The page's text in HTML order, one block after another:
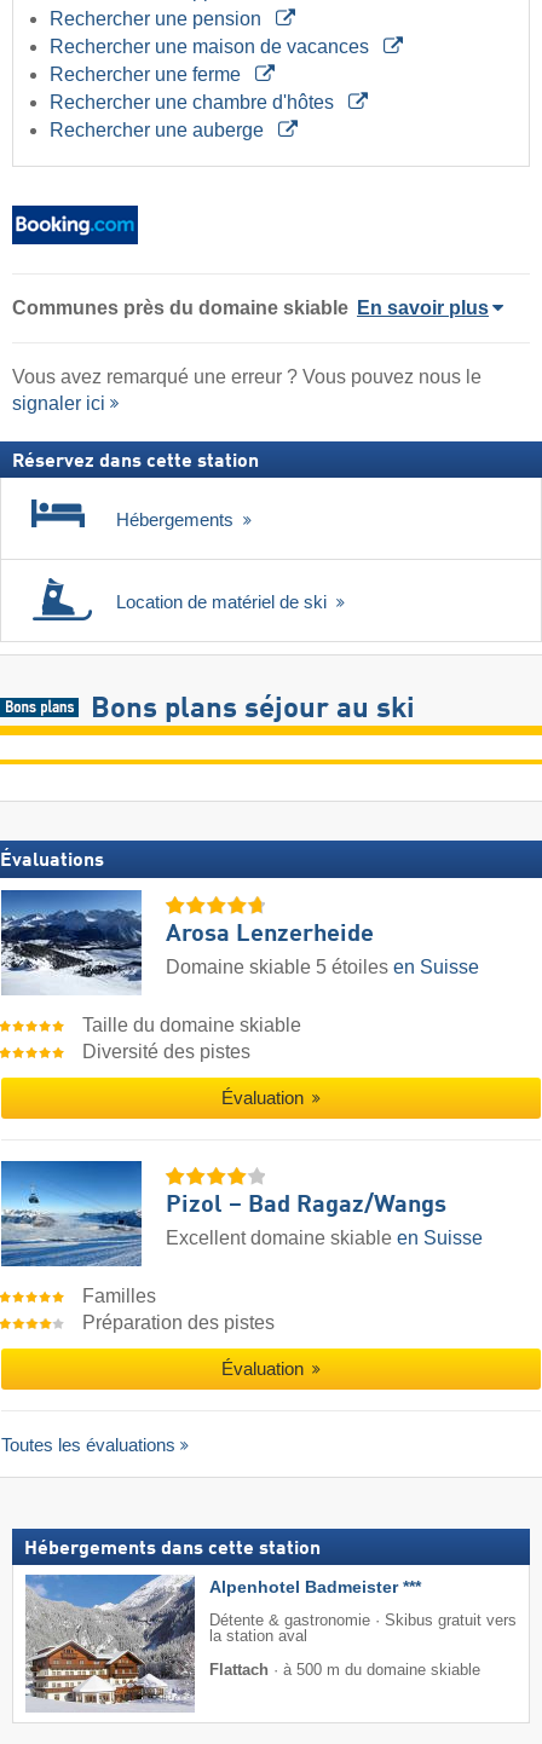
Rechercher une pension
Rechercher une maison de vacances
Rechercher une ferme
Rechercher une chambre d'hôtes
Rechercher une auberge
Communes près du domaine skiable En savoir plus
Vous avez remarqué une erreur ? Vous pouvez nous le
signaler ici
Réservez dans cette station
Hébergements
Location de matériel de ski
Bons plans séjour au ski
Évaluations
Arosa Lenzerheide
Domaine skiable 5 étoiles en Suisse
Taille du domaine skiable
Diversité des pistes
Évaluation
Pizol – Bad Ragaz/​Wangs
Excellent domaine skiable en Suisse
Familles
Préparation des pistes
Évaluation
Toutes les évaluations
Hébergements dans cette station
Alpenhotel Badmeister ***
Détente & gastronomie · Skibus gratuit vers
la station aval
Flattach · à 500 m du domaine skiable